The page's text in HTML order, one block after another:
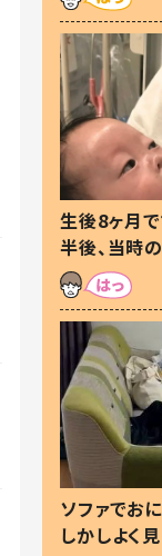
生後8ヶ月
半後、当時
た本音とは
ソファでお
しかしよく